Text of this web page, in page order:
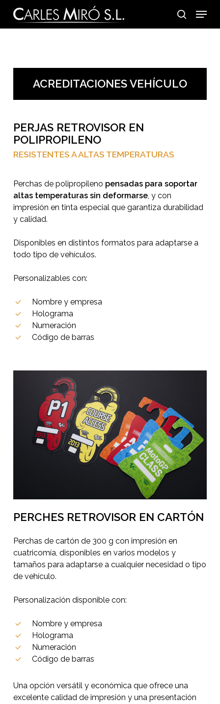
main
search
Menu
ACREDITACIONES VEHÍCULO
PERJAS RETROVISOR EN
POLIPROPILENO
RESISTENTES A ALTAS TEMPERATURAS
Perchas de polipropileno pensadas para soportar
altas temperaturas sin deformarse , y con
impresión en tinta especial que garantiza durabilidad
y calidad.
Disponibles en distintos formatos para adaptarse a
todo tipo de vehículos.
Personalizables con:
Nombre y empresa
Holograma
Numeración
Código de barras
PERCHES RETROVISOR EN CARTÓN
Perchas de cartón de 300 g con impresión en
cuatricomía, disponibles en varios modelos y
tamaños para adaptarse a cualquier necesidad o tipo
de vehículo.
Personalización disponible con:
Nombre y empresa
Holograma
Numeración
Código de barras
Una opción versátil y económica que ofrece una
excelente calidad de impresión y una presentación